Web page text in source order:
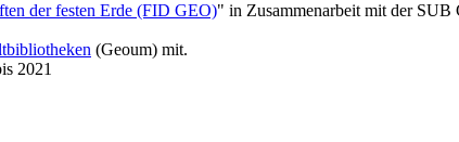
der festen Erde (FID GEO)" in Zusammenarbeit mit der SUB
(Geoum) mit.
2021